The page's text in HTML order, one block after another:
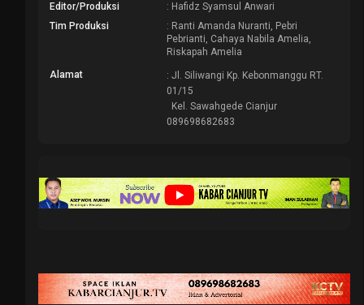
Editor/Produksi
: Hafidz Syamsul Anwari
Tim Produksi
: Ranti Amanda Nuranti, Pebri
Pebrianti, Cahaya Nabila Amelia,
Riskapah Amelia
Alamat
: Jl. Siliwangi Kp. Kebonmanggu RT.
01/15
Kel. Sawahgede Cianjur
089698682683